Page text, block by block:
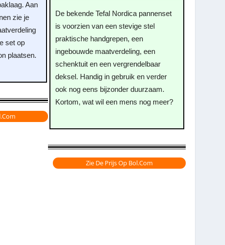
Aan
zie je
set op
plaatsen.
De bekende Tefal Nordica pannenset
is voorzien van een stevige stel
praktische handgrepen, een
ingebouwde maatverdeling, een
schenktuit en een vergrendelbaar
deksel. Handig in gebruik en verder
ook nog eens bijzonder duurzaam.
Kortom, wat wil een mens nog meer?
Zie De Prijs Op Bol.com